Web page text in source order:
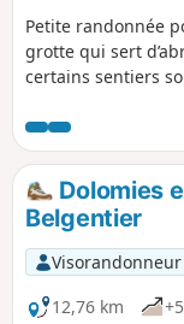
Petite randonnée
grotte qui sert
certains sentiers
Dolomies
Belgentier
Visorandonneur
12,76 km